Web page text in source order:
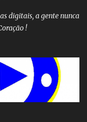
digitais, a gente nunca
!